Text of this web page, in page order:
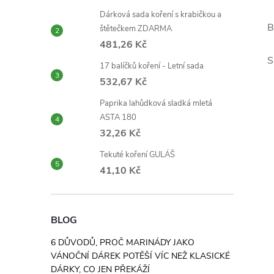
Dárková sada koření s krabičkou a
štětečkem ZDARMA
481,26 Kč
17 balíčků koření - Letní sada
532,67 Kč
Paprika lahůdková sladká mletá
ASTA 180
32,26 Kč
Tekuté koření GULÁŠ
41,10 Kč
BLOG
6 DŮVODŮ, PROČ MARINÁDY JAKO
VÁNOČNÍ DÁREK POTĚŠÍ VÍC NEŽ KLASICKÉ
DÁRKY, CO JEN PŘEKÁŽÍ